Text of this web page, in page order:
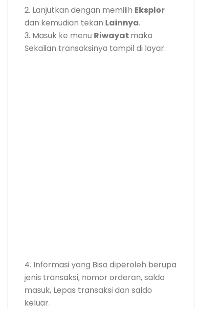
2. Lanjutkan dengan memilih Eksplor
dan kemudian tekan Lainnya.
3. Masuk ke menu Riwayat maka
Sekalian transaksinya tampil di layar.
4. Informasi yang Bisa diperoleh berupa
jenis transaksi, nomor orderan, saldo
masuk, Lepas transaksi dan saldo
keluar.